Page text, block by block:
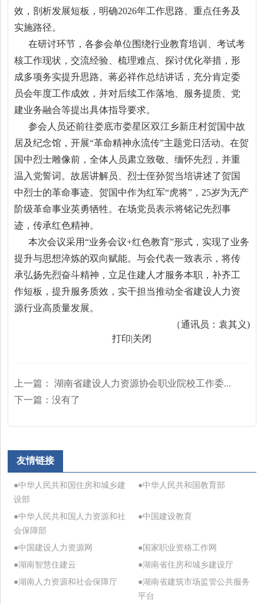
效，剖析发展短板，明确2026年工作思路、重点任务及
实施路径。
在研讨环节，各参会单位围绕行业教育培训、考试考
核工作现状，交流经验、梳理难点、探讨优化举措，形
成多项务实提升思路。蒋必祥作总结讲话，充分肯定委
员会年度工作成效，并对后续工作落地、服务提质、党
建业务融合等提出具体指导要求。
参会人员还前往娄底市娄星区双江乡新庄村贺国中故
居及纪念馆，开展“革命精神永流传”主题党日活动。在贺
国中烈士雕像前，全体人员肃立致敬、缅怀先烈，并重
温入党誓词。故居讲解员、烈士侄孙贺当培讲述了贺国
中烈士的革命事迹。贺国中作为红军“虎将”，25岁为无产
阶级革命事业英勇牺牲。在场党员表示将铭记先烈事
迹，传承红色精神。
本次会议采用“业务会议+红色教育”形式，实现了业务
提升与思想淬炼的双向赋能。与会代表一致表示，将传
承弘扬先烈奋斗精神，立足住建人才服务本职，补齐工
作短板，提升服务质效，实干担当推动全省建设人力资
源行业高质量发展。
（通讯员：袁其义)
打印|关闭
上一篇：
湖南省建设人力资源协会职业院校工作委...
下一篇：没有了
友情链接
●中华人民共和国住房和城乡建
设部
●中华人民共和国教育部
●中华人民共和国人力资源和社
会保障部
●中国建设教育
●中国建设人力资源网
●国家职业资格工作网
●湖南智慧住建云
●湖南省住房和城乡建设厅
●湖南人力资源和社会保障厅
●湖南省建筑市场监管公共服务
平台